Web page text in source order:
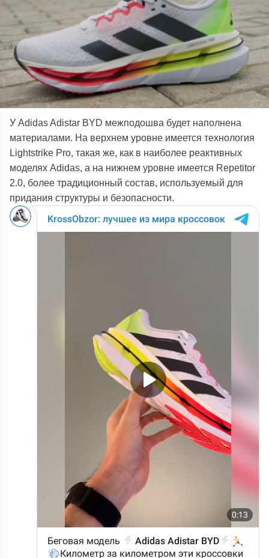
У Adidas Adistar BYD межподошва будет наполнена
материалами. На верхнем уровне имеется технология
Lightstrike Pro, такая же, как в наиболее реактивных
моделях Adidas, а на нижнем уровне имеется Repetitor
2.0, более традиционный состав, используемый для
придания структуры и безопасности.